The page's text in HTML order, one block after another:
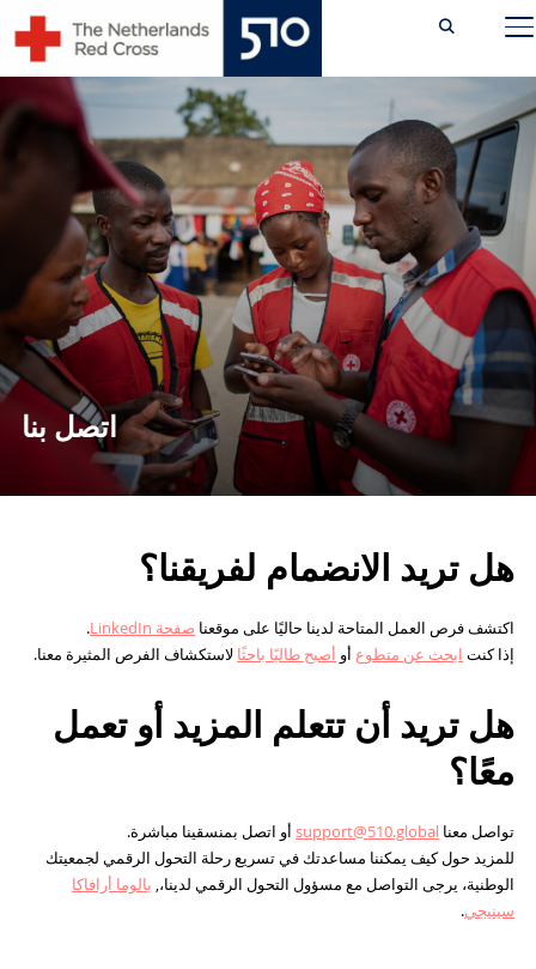
Skip
to
TOGGLE SIDEBAR & NAVIGATION
اتصل بنا
هل تريد الانضمام لفريقنا؟
اكتشف فرص العمل المتاحة لدينا حاليًا على موقعنا صفحة LinkedIn
.
إذا كنت ابحث عن متطوع أو أصبح طالبًا باحثًا لاستكشاف الفرص المثيرة معنا.
هل تريد أن تتعلم المزيد أو تعمل
معًا؟
تواصل معنا support@510.globalأو اتصل بمنسقينا مباشرة.
للمزيد حول كيف يمكننا مساعدتك في تسريع رحلة التحول الرقمي لجمعيتك
الوطنية، يرجى التواصل مع مسؤول التحول الرقمي لدينا،, بالوما أرافاكا
سينيجي.